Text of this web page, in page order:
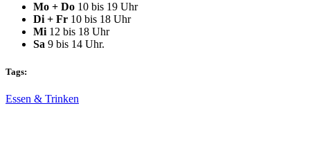
Mo + Do 10 bis 19 Uhr
Di + Fr 10 bis 18 Uhr
Mi12 bis 18 Uhr
Sa 9 bis 14 Uhr.
Tags:
Essen & Trinken